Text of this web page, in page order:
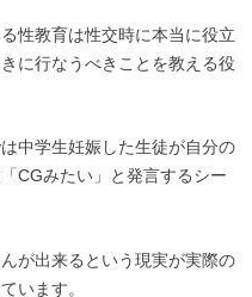
性教育は性交時に本当に役立
に行なうべきことを教える役
中学生妊娠した生徒が自分の
CGみたい」と発言するシー
が出来るという現実が実際の
います。